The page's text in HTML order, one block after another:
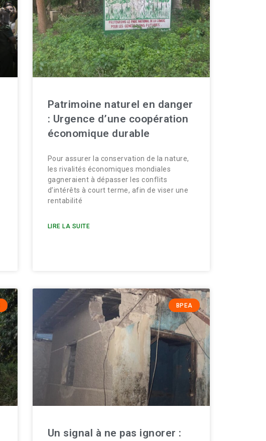
Patrimoine naturel en danger
: Urgence d’une coopération
économique durable
Pour assurer la conservation de la nature,
les rivalités économiques mondiales
gagneraient à dépasser les conflits
d’intérêts à court terme, afin de viser une
rentabilité
LIRE LA SUITE
BPEA
Un signal à ne pas ignorer :